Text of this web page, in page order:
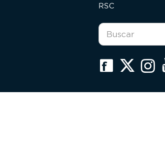
RSC
Formulario
búsqueda